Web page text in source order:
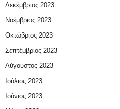
Δεκέμβριος 2023
Νοέμβριος 2023
Οκτώβριος 2023
Σεπτέμβριος 2023
Αύγουστος 2023
Ιούλιος 2023
Ιούνιος 2023